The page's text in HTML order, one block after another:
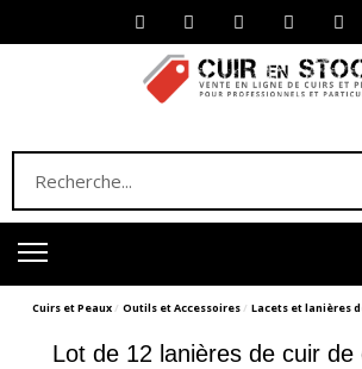
Cuirs et Peaux Outils et Accessoires Lacets et lanières
Lot de 12 lanières de cuir